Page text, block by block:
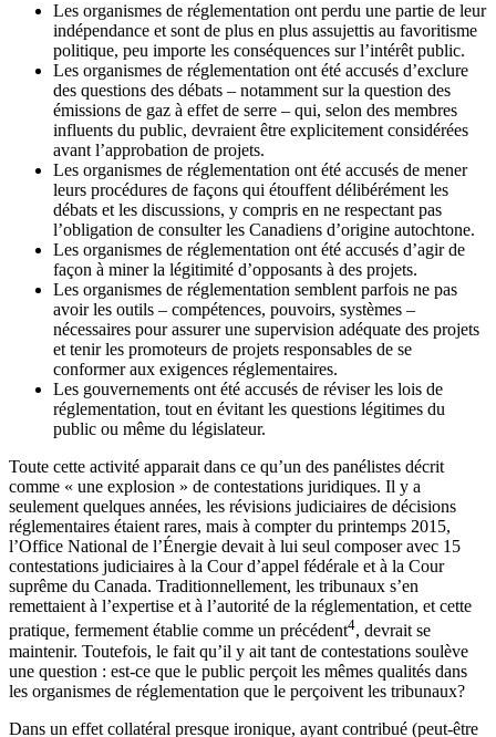
Les organismes de réglementation ont perdu une partie de leur
indépendance et sont de plus en plus assujettis au favoritisme
politique, peu importe les conséquences sur l’intérêt public.
Les organismes de réglementation ont été accusés d’exclure
des questions des débats – notamment sur la question des
émissions de gaz à effet de serre – qui, selon des membres
influents du public, devraient être explicitement considérées
avant l’approbation de projets.
Les organismes de réglementation ont été accusés de mener
leurs procédures de façons qui étouffent délibérément les
débats et les discussions, y compris en ne respectant pas
l’obligation de consulter les Canadiens d’origine autochtone.
Les organismes de réglementation ont été accusés d’agir de
façon à miner la légitimité d’opposants à des projets.
Les organismes de réglementation semblent parfois ne pas
avoir les outils – compétences, pouvoirs, systèmes –
nécessaires pour assurer une supervision adéquate des projets
et tenir les promoteurs de projets responsables de se
conformer aux exigences réglementaires.
Les gouvernements ont été accusés de réviser les lois de
réglementation, tout en évitant les questions légitimes du
public ou même du législateur.
Toute cette activité apparait dans ce qu’un des panélistes décrit
comme « une explosion » de contestations juridiques. Il y a
seulement quelques années, les révisions judiciaires de décisions
réglementaires étaient rares, mais à compter du printemps 2015,
l’Office National de l’Énergie devait à lui seul composer avec 15
contestations judiciaires à la Cour d’appel fédérale et à la Cour
suprême du Canada. Traditionnellement, les tribunaux s’en
remettaient à l’expertise et à l’autorité de la réglementation, et cette
pratique, fermement établie comme un précédent4, devrait se
maintenir. Toutefois, le fait qu’il y ait tant de contestations soulève
une question : est-ce que le public perçoit les mêmes qualités dans
les organismes de réglementation que le perçoivent les tribunaux?
Dans un effet collatéral presque ironique, ayant contribué (peut-être